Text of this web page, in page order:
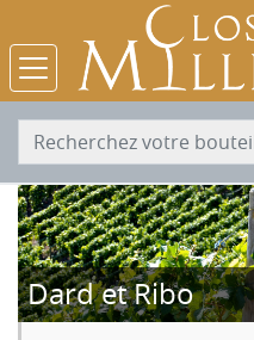
Dard et Ribo